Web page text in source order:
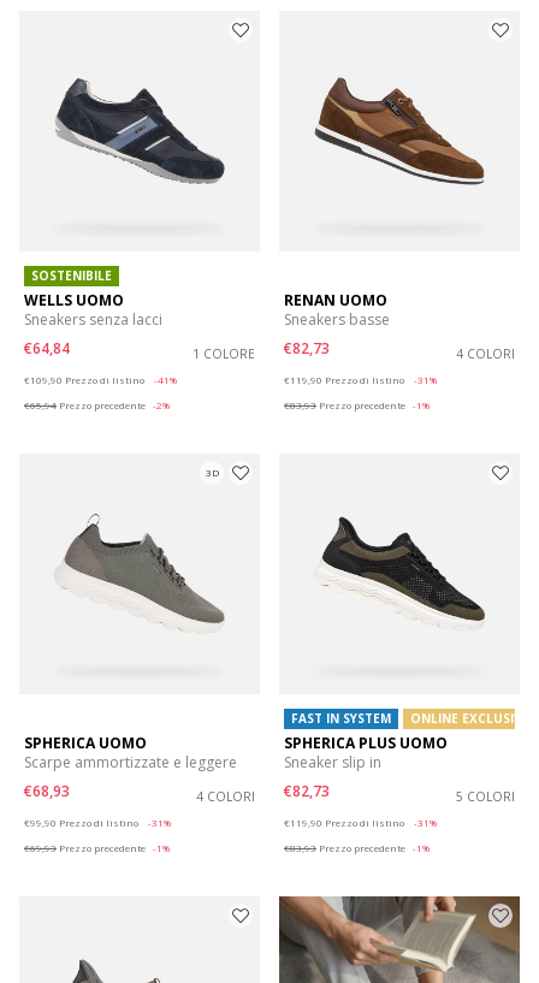
SOSTENIBILE
WELLS UOMO
Sneakers senza lacci
€64,84
1 COLORE
€109,90 Prezzo di listino
-41%
€65,94 Prezzo precedente -2%
RENAN UOMO
Sneakers basse
€82,73
4 COLORI
€119,90 Prezzo di listino
-31%
€83,93 Prezzo precedente -1%
3D
SPHERICA UOMO
Scarpe ammortizzate e leggere
€68,93
4 COLORI
€99,90 Prezzo di listino
-31%
€69,93 Prezzo precedente -1%
FAST IN SYSTEM ONLINE EXCLUSIVE
SPHERICA PLUS UOMO
Sneaker slip in
€82,73
5 COLORI
€119,90 Prezzo di listino
-31%
€83,93 Prezzo precedente -1%